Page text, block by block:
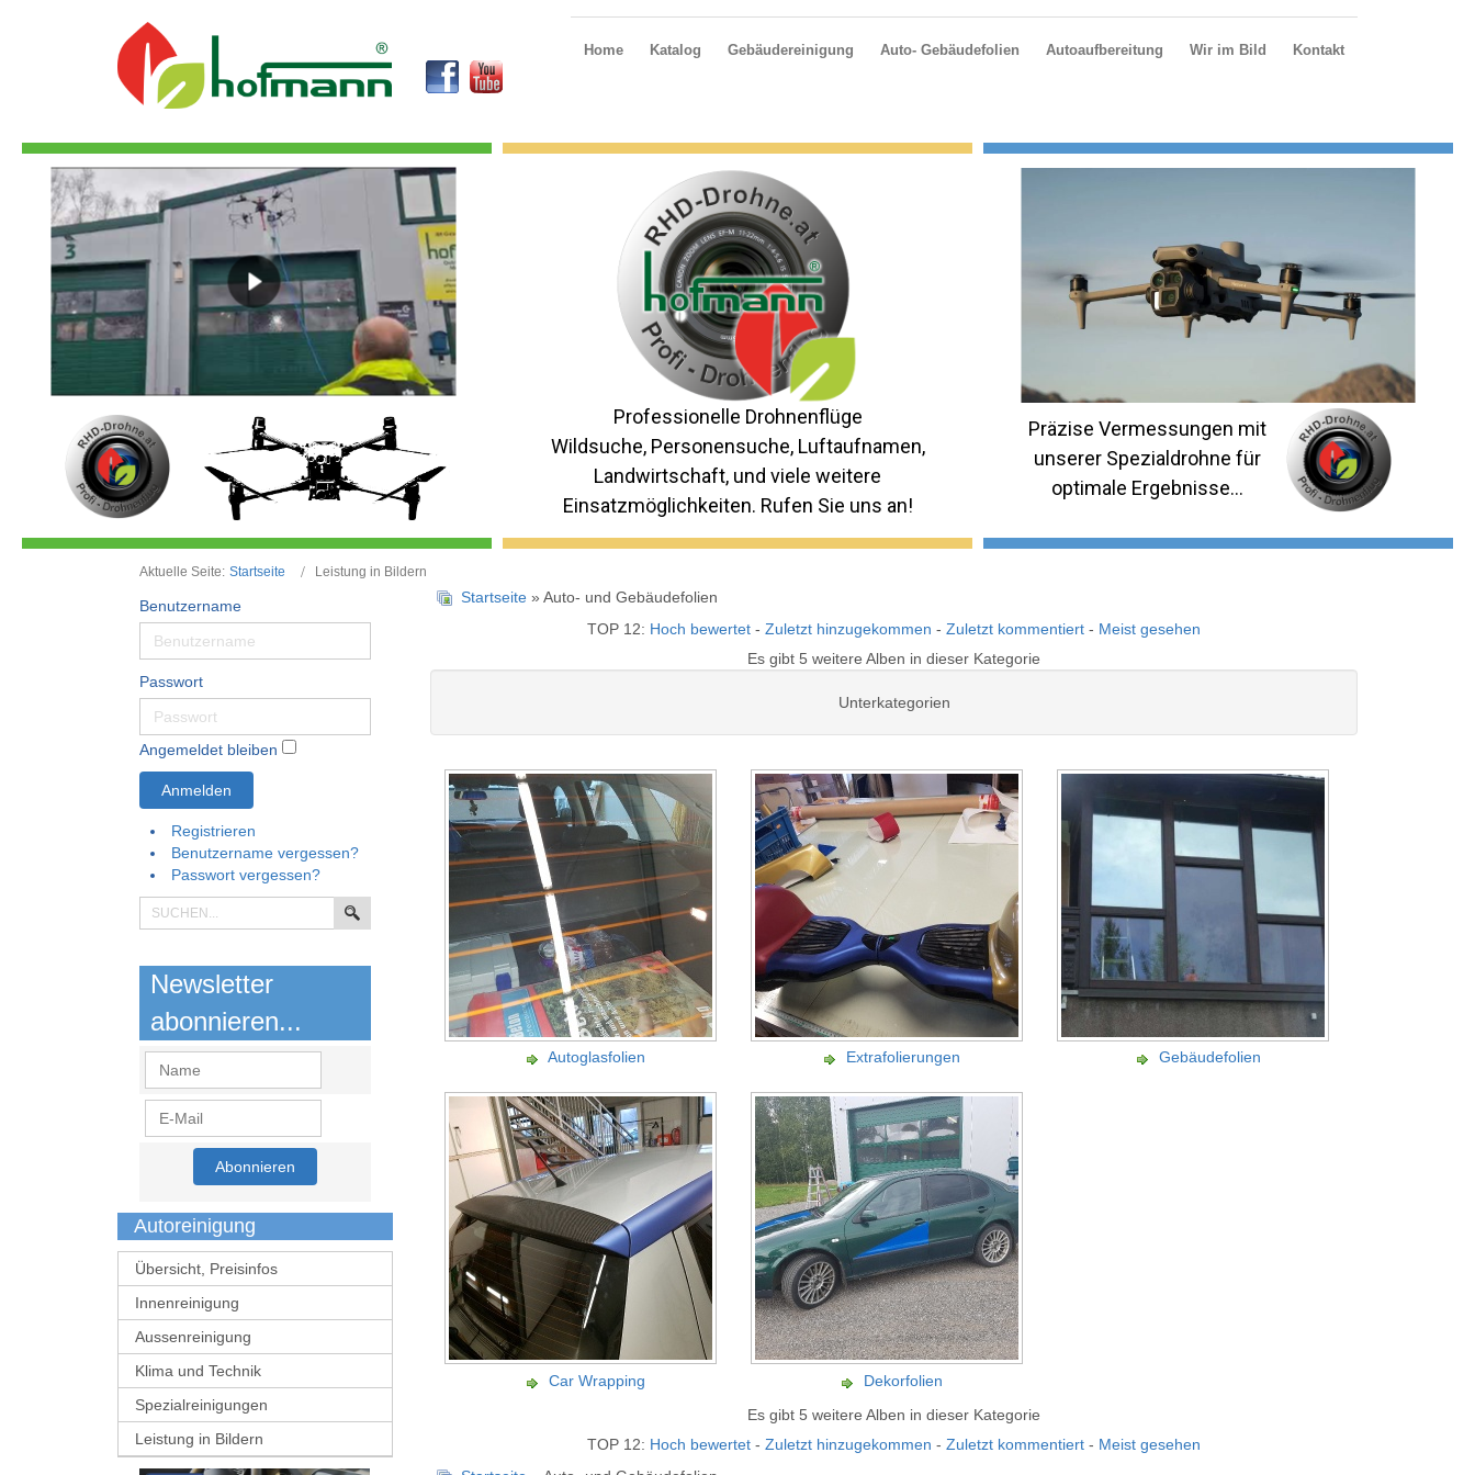
Home Katalog Gebäudereinigung Auto- Gebäudefolien Autoaufbereitung Wir im Bild Kontakt
Professionelle Drohnenflüge
Wildsuche, Personensuche, Luftaufnamen,
Landwirtschaft, und viele weitere
Einsatzmöglichkeiten. Rufen Sie uns an!
Präzise Vermessungen mit
unserer Spezialdrohne für
optimale Ergebnisse...
Aktuelle Seite: Startseite Leistung in Bildern
Benutzername
Passwort
Angemeldet bleiben
Anmelden
Registrieren
Benutzername vergessen?
Passwort vergessen?
Newsletter
abonnieren...
Autoreinigung
Übersicht, Preisinfos
Innenreinigung
Aussenreinigung
Klima und Technik
Spezialreinigungen
Leistung in Bildern
Startseite » Auto- und Gebäudefolien
TOP 12: Hoch bewertet - Zuletzt hinzugekommen - Zuletzt kommentiert - Meist gesehen
Es gibt 5 weitere Alben in dieser Kategorie
Unterkategorien
Autoglasfolien Extrafolierungen Gebäudefolien
Car Wrapping
Dekorfolien
Es gibt 5 weitere Alben in dieser Kategorie
TOP 12: Hoch bewertet - Zuletzt hinzugekommen - Zuletzt kommentiert - Meist gesehen